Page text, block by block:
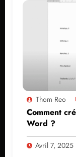
Thom Reo
Comment
Word ?
Avril 7, 2025